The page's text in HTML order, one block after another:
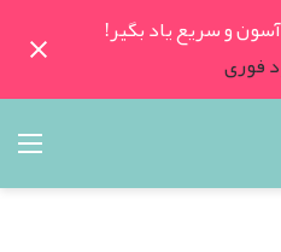
و سریع یاد بگیر!
فوری